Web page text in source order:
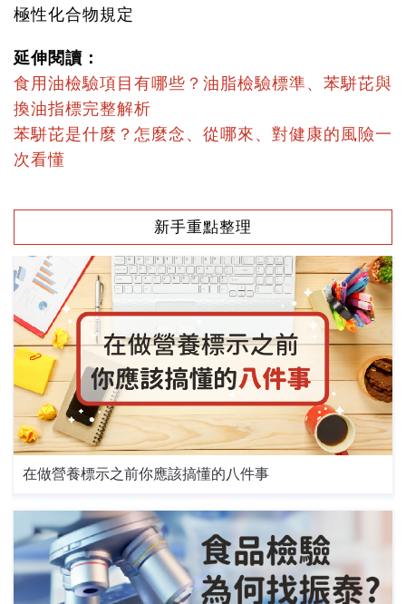
極性化合物規定
延伸閱讀：
食用油檢驗項目有哪些？油脂檢驗標準、苯駢芘與
換油指標完整解析
苯駢芘是什麼？怎麼念、從哪來、對健康的風險一
次看懂
新手重點整理
在做營養標示之前你應該搞懂的八件事